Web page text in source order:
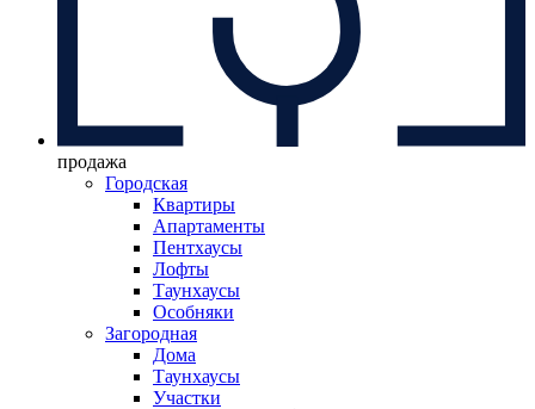
продажа
Городская
Квартиры
Апартаменты
Пентхаусы
Лофты
Таунхаусы
Особняки
Загородная
Дома
Таунхаусы
Участки